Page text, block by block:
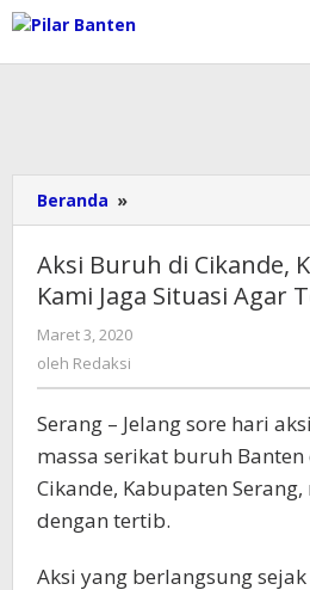
Lewati
ke
konten
Beranda »
Buruh
Cikande,
Kapolres
Serang
Situasi
Agar
Tetap
Kondusif
Aksi Buruh di Cikande,
Kami Jaga Situasi Agar
Maret 3, 2020
oleh Redaksi
Serang – Jelang sore hari
massa serikat buruh
Cikande, Kabupaten
dengan tertib.
Aksi yang berlangsung